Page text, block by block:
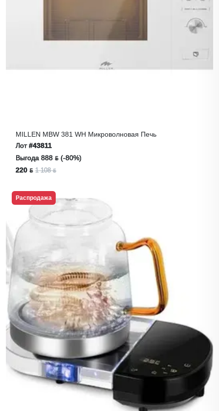
MILLEN MBW 381 WH Микроволновая Печь
Лот#43811
Выгода 888 ƃ (-80%)
220 ƃ 1 108 ƃ
Распродажа